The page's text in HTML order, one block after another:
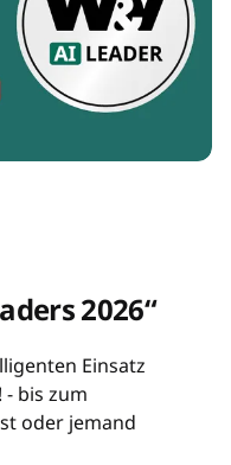
2026“
Einsatz
- bis zum
oder jemand